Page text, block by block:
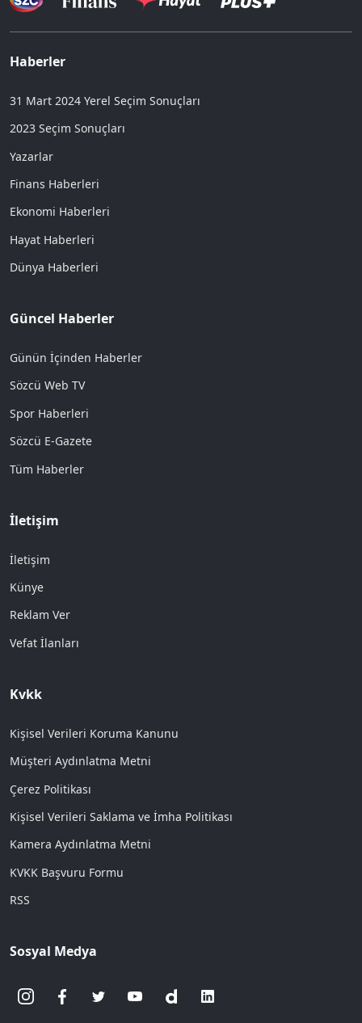
Haberler
31 Mart 2024 Yerel Seçim Sonuçları
2023 Seçim Sonuçları
Yazarlar
Finans Haberleri
Ekonomi Haberleri
Hayat Haberleri
Dünya Haberleri
Güncel Haberler
Günün İçinden Haberler
Sözcü Web TV
Spor Haberleri
Sözcü E-Gazete
Tüm Haberler
İletişim
İletişim
Künye
Reklam Ver
Vefat İlanları
Kvkk
Kişisel Verileri Koruma Kanunu
Müşteri Aydınlatma Metni
Çerez Politikası
Kişisel Verileri Saklama ve İmha Politikası
Kamera Aydınlatma Metni
KVKK Başvuru Formu
RSS
Sosyal Medya